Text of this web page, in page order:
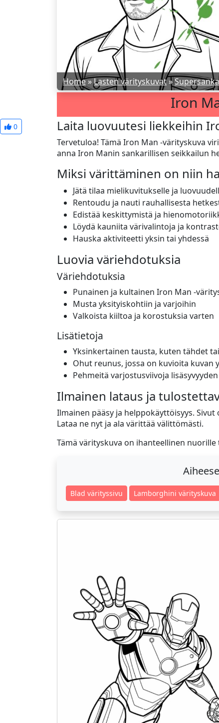
Home»Lasten värityskuvat»
Iron
0 Laita luovuutesi liekkeihin
Tervetuloa! Tämä Iron Man -värityskuva
anna Iron Manin sankarillisen seikkailun
Miksi värittäminen on niin
Jätä tilaa mielikuvitukselle ja
Rentoudu ja nauti rauhallisesta
Edistää keskittymistä ja
Löydä kauniita värivalintoja ja
Hauska aktiviteetti yksin tai yhdessä
Luovia väriehdotuksia
Väriehdotuksia
Punainen ja kultainen Iron Man -
Musta yksityiskohtiin ja varjoihin
Valkoista kiiltoa ja korostuksia varten
Lisätietoja
Yksinkertainen tausta, kuten tähdet
Ohut reunus, jossa on kuvioita kuvan
Pehmeitä varjostusviivoja
Ilmainen lataus ja
Ilmainen pääsy ja helppokäyttöisyys.
Lataa ne nyt ja ala värittää välittömästi.
Tämä värityskuva on ihanteellinen nuorille
Blad värityssivu Lamborghini värityskuva